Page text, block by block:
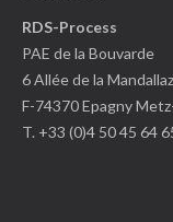
RDS-Process
PAE de la Bouvarde
6 Allée de la Mandallaz
F-74370 Epagny
T. +33 (0)4 50 45 64